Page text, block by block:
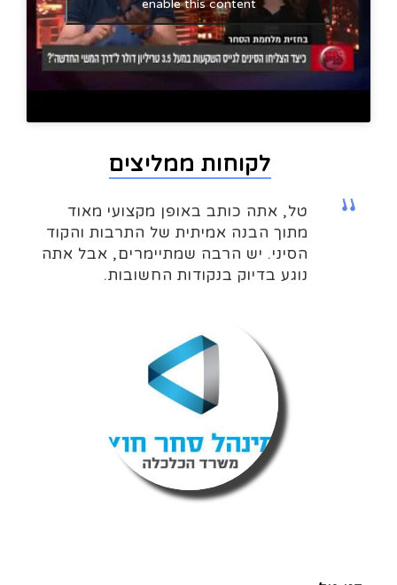
enable this content
לקוחות ממליצים
טל, אתה כותב באופן מקצועי מאוד
מתוך הבנה אמיתית של התרבות והקוד
הסיני. יש הרבה שמתיימרים, אבל אתה
נוגע בדיוק בנקודות החשובות.